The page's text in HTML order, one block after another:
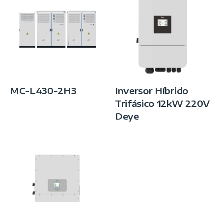
MC-L430-2H3
Inversor Híbrido
Trifásico 12kW 220V
Deye